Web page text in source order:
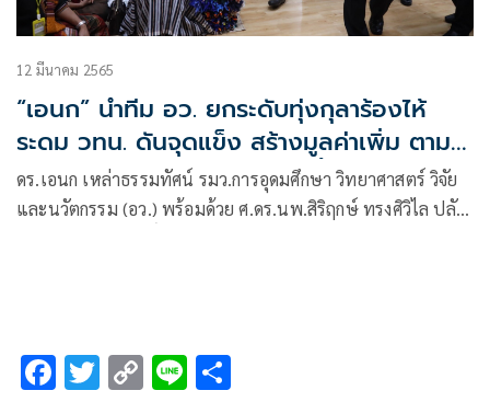
12 มีนาคม 2565
“เอนก” นำทีม อว. ยกระดับทุ่งกุลาร้องไห้
ระดม วทน. ดันจุดแข็ง สร้างมูลค่าเพิ่ม ตาม
แนวทางโมเดลเศรษฐกิจบีซีจี ชี้หลักสูตร
แซนด์บอกส์ตอบโจทย์พัฒนาคนและพื้นที่
ดร.เอนก เหล่าธรรมทัศน์ รมว.การอุดมศึกษา วิทยาศาสตร์ วิจัย
และนวัตกรรม (อว.) พร้อมด้วย ศ.ดร.นพ.สิริฤกษ์ ทรงศิวิไล ปลัด
กับประชาชนในพื้นที่
F T C Li